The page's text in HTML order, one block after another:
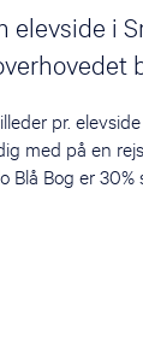
elevside i
pr.
med på en
Blå Bog er